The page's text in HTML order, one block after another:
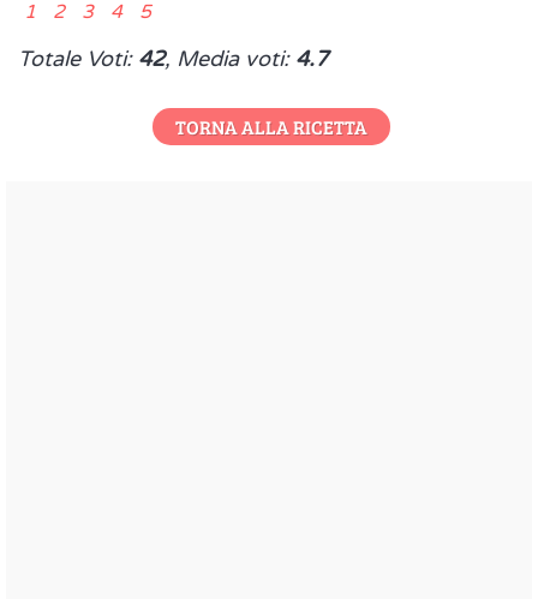
1 2 3 4 5
Totale Voti: 42, Media voti: 4.7
TORNA ALLA RICETTA